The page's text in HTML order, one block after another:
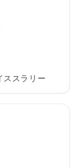
ススラリー